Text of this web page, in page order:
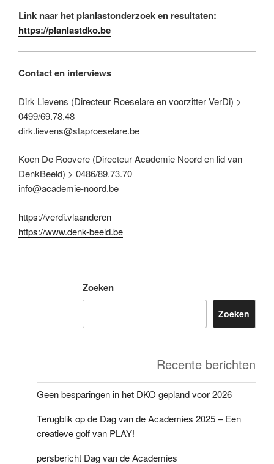
Link naar het planlastonderzoek en resultaten:
https://planlastdko.be
Contact en interviews
Dirk Lievens (Directeur Roeselare en voorzitter VerDi) >
0499/69.78.48
dirk.lievens@staproeselare.be
Koen De Roovere (Directeur Academie Noord en lid van
DenkBeeld) > 0486/89.73.70
info@academie-noord.be
https://verdi.vlaanderen
https://www.denk-beeld.be
Zoeken
Zoeken
Recente berichten
Geen besparingen in het DKO gepland voor 2026
Terugblik op de Dag van de Academies 2025 – Een
creatieve golf van PLAY!
persbericht Dag van de Academies